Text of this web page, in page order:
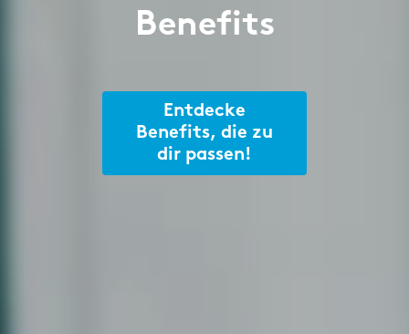
Benefits
Entdecke
Benefits, die zu
dir passen!